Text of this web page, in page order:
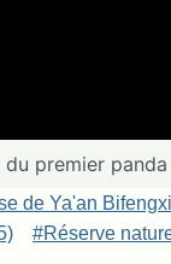
premier
de Ya'an
#Réserve